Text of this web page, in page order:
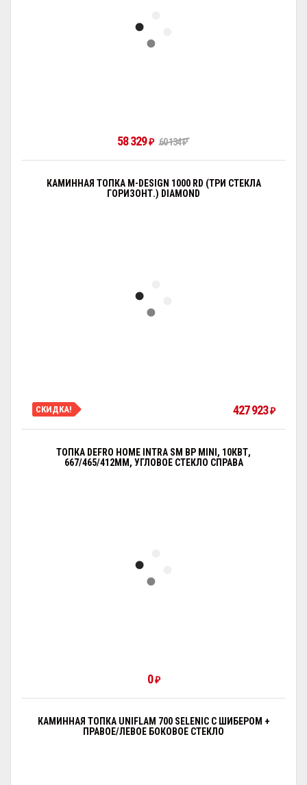
58 329₽ 60 134₽
КАМИННАЯ ТОПКА M-DESIGN 1000 RD (ТРИ СТЕКЛА
ГОРИЗОНТ.) DIAMOND
СКИДКА! 427 923₽
ТОПКА DEFRO HOME INTRA SM BP MINI, 10КВТ,
667/465/412ММ, УГЛОВОЕ СТЕКЛО СПРАВА
0₽
КАМИННАЯ ТОПКА UNIFLAM 700 SELENIC С ШИБЕРОМ +
ПРАВОЕ/ЛЕВОЕ БОКОВОЕ СТЕКЛО